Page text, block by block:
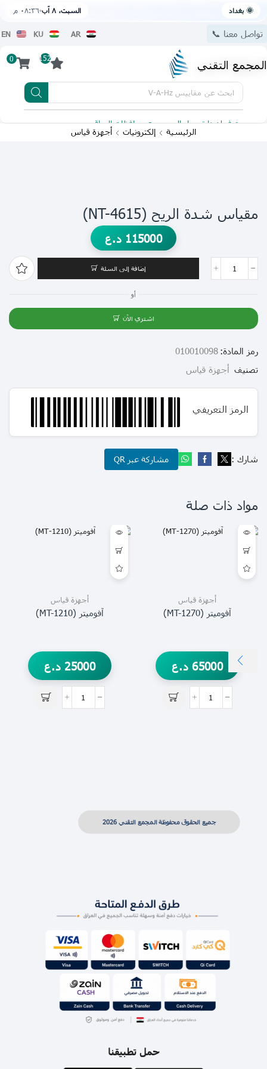
🌞 بغداد السبت، ٨ آب ٠٨:٣٦ م
تواصل معنا 📞 AR
KU
EN
المجمع التقني 152
0
ابحث عن مقاييس V-A-Hz
يتوفر لدينا توصيل الى جميع محافظات العراق
الرئيسية إلكترونيات أجهزة قياس
مقياس شدة الريح (NT-4615)
115000 د.ع
إضافة إلى السلة
أو
اشتري الآن
رمز المادة: 010010098
تصنيف أجهزة قياس
الرمز التعريفي
شارك : مشاركة عبر QR
مواد ذات صلة
أجهزة قياس
آفوميتر (MT-1270)
65000 د.ع
أجهزة قياس
آفوميتر (MT-1210)
25000 د.ع
جميع الحقوق محفوظة المجمع التقني 2026
حمل تطبيقنا